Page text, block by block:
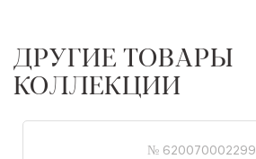
ДРУГИЕ ТОВАРЫ
КОЛЛЕКЦИИ
№ 620070002299